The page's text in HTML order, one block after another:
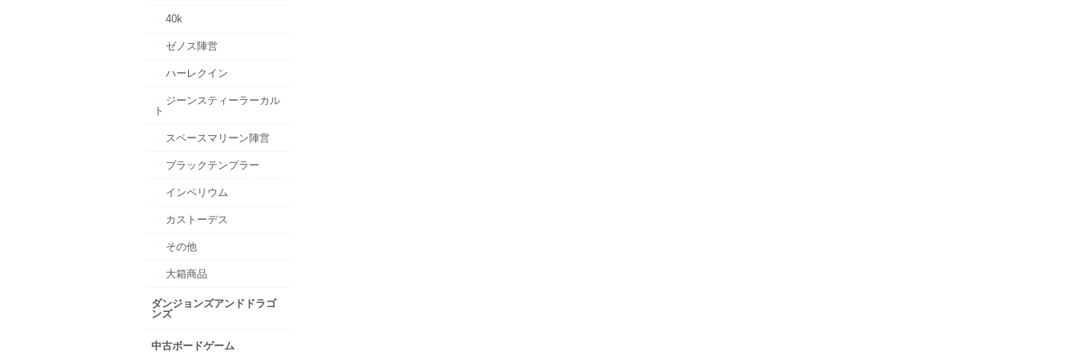
40k
ゼノス陣営
ハーレクイン
ジーンスティーラーカル
ト
スペースマリーン陣営
ブラックテンプラー
インペリウム
カストーデス
その他
大箱商品
ダンジョンズアンドドラゴ
ンズ
中古ボードゲーム